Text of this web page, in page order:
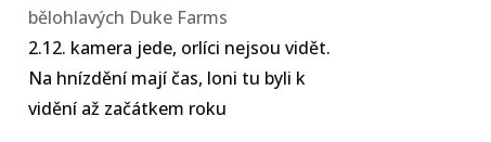
bělohlavých Duke Farms
2.12. kamera jede, orlíci nejsou vidět.
Na hnízdění mají čas, loni tu byli k
vidění až začátkem roku